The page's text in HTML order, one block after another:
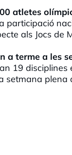
atletes
participació
als Jocs de
a terme a les
19 disciplines
setmana plena